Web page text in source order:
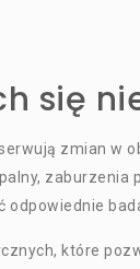
się
zmian w
zaburzenia
odpowiednie
które